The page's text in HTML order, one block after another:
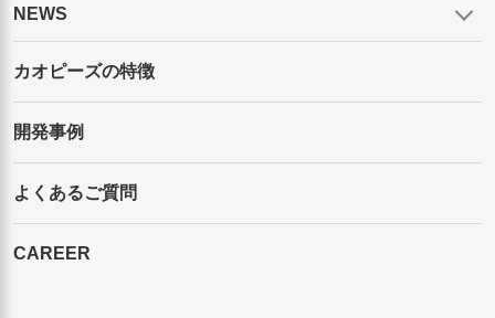
NEWS
カオピーズの特徴
開発事例
よくあるご質問
CAREER